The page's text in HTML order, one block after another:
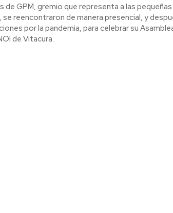
de GPM, gremio que representa a las
se reencontraron de manera presencial, y
por la pandemia, para celebrar su
de Vitacura.